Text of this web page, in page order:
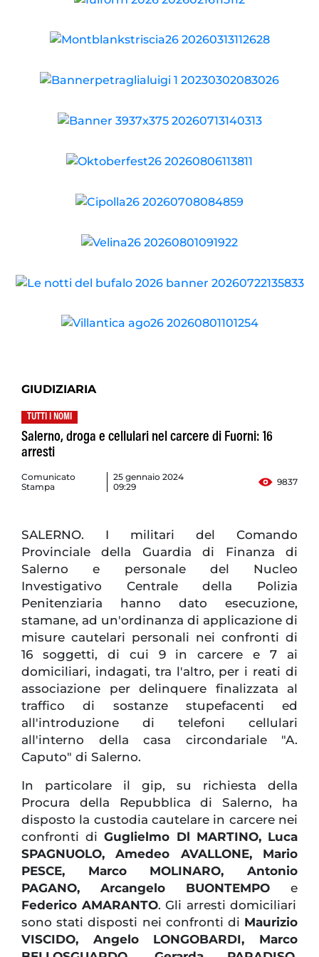
GIUDIZIARIA
TUTTI I NOMI
Salerno, droga e cellulari nel carcere di Fuorni: 16
arresti
Comunicato
Stampa
25 gennaio 2024
09:29
9837
SALERNO. I militari del Comando
Provinciale della Guardia di Finanza di
Salerno e personale del Nucleo
Investigativo Centrale della Polizia
Penitenziaria hanno dato esecuzione,
stamane, ad un'ordinanza di applicazione di
misure cautelari personali nei confronti di
16 soggetti, di cui 9 in carcere e 7 ai
domiciliari, indagati, tra l'altro, per i reati di
associazione per delinquere finalizzata al
traffico di sostanze stupefacenti ed
all'introduzione di telefoni cellulari
all'interno della casa circondariale "A.
Caputo" di Salerno.
In particolare il gip, su richiesta della
Procura della Repubblica di Salerno, ha
disposto la custodia cautelare in carcere nei
confronti diGuglielmo Dl MARTINO, Luca
SPAGNUOLO, Amedeo AVALLONE, Mario
PESCE, Marco MOLINARO, Antonio
PAGANO, Arcangelo BUONTEMPO e
Federico AMARANTO. Gli arresti domiciliari
sono stati disposti nei confronti di Maurizio
VISCIDO, Angelo LONGOBARDI, Marco